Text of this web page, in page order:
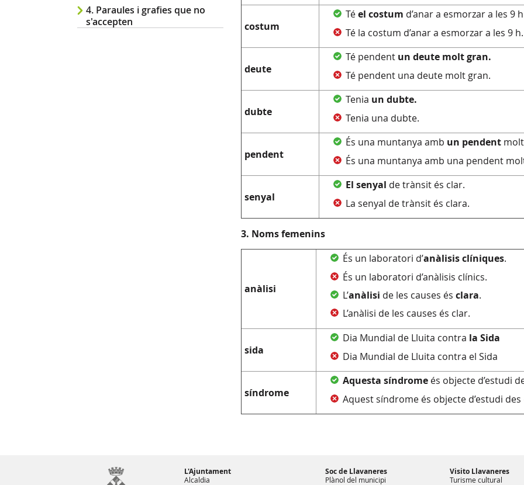
4. Paraules i grafies que no
s'accepten
costum
Téel costum d’anar a esmorzar a les 9
Té la costum d’anar a esmorzar a les 9 h.
deute
Té pendent un deute molt gran.
Té pendent una deute molt gran.
dubte
Tenia un dubte.
Tenia una dubte.
pendent
És una muntanya amb un pendent
És una muntanya amb una pendent
senyal
El senyal de trànsit és clar.
La senyal de trànsit és clara.
3. Noms femenins
anàlisi
És un laboratori d’anàlisisclíniques.
És un laboratori d’anàlisis clínics.
L’anàlisi de les causes és clara.
L’anàlisi de les causes és clar.
sida
Dia Mundial de Lluita contra la Sida
Dia Mundial de Lluita contra el Sida
síndrome
Aquesta síndrome és objecte d’estudi
Aquest síndrome és objecte d’estudi des
L'Ajuntament
Alcaldia
Soc de Llavaneres
Plànol del municipi
Visito Llavaneres
Turisme cultural